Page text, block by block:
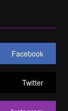
Facebook
Twitter